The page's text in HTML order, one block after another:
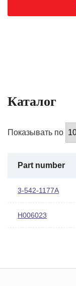
Каталог
Показывать по
Part number
3-542-1177A
H006023